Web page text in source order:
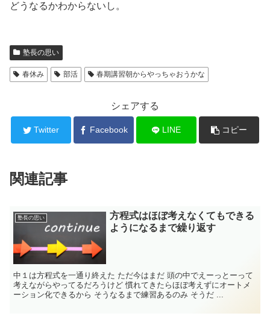
どうなるかわからないし。
塾長の思い
春休み 部活 春期講習朝からやっちゃおうかな
シェアする
Twitter Facebook LINE コピー
関連記事
塾長の思い
方程式はほぼ考えなくてもできる
ようになるまで繰り返す
中１は方程式を一通り終えた ただ今はまだ 頭の中でえーっとーって
考えながらやってるだろうけど 慣れてきたらほぼ考えずにオートメ
ーション化できるから そうなるまで練習あるのみ そうだ ...